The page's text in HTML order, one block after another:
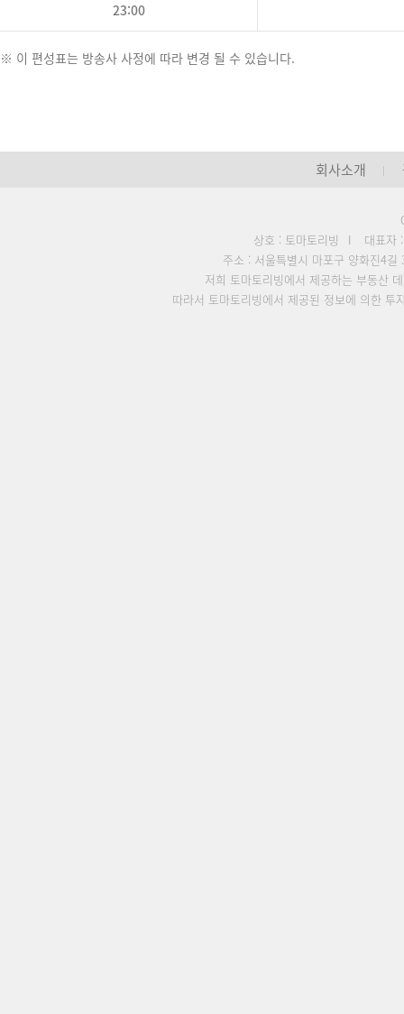
23:00
※ 이 편성표는 방송사 사정에 따라 변경 될 수 있습니다.
회사소개
상호 : 토마토리빙
I
대표자
주소 : 서울특별시 마포구 양화진4
저희 토마토리빙에서 제공하는 부동산
따라서 토마토리빙에서 제공된 정보에 의한